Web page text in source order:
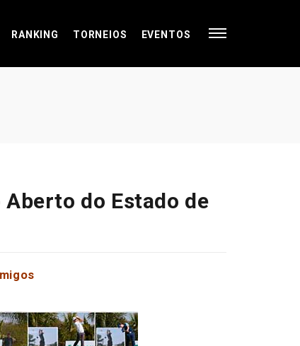
RANKING TORNEIOS EVENTOS
do Estado de